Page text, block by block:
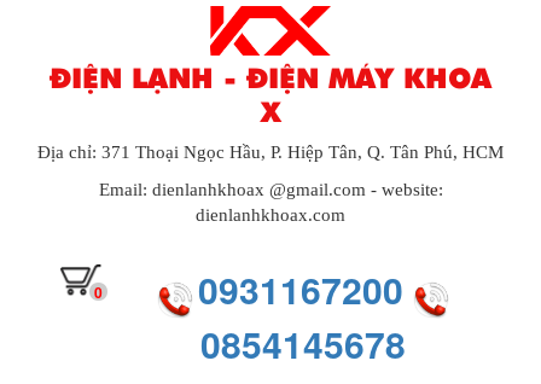
ĐIỆN LẠNH - ĐIỆN MÁY KHOA
X
Địa chỉ: 371 Thoại Ngọc Hầu, P. Hiệp Tân, Q. Tân Phú, HCM
Email: dienlanhkhoax @gmail.com - website:
dienlanhkhoax.com
0
0931167200
0854145678